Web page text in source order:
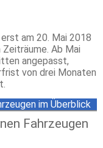
am 20. Mai 2018
Ab Mai
angepasst,
von drei Monaten
im Überblick
Fahrzeugen